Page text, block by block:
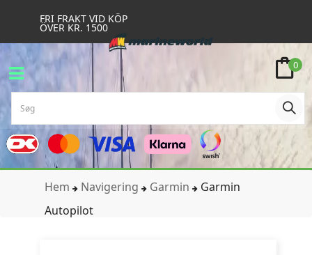
FRI FRAKT VID KÖP
ÖVER KR. 1500
0
Hem Navigering Garmin
Garmin
Autopilot